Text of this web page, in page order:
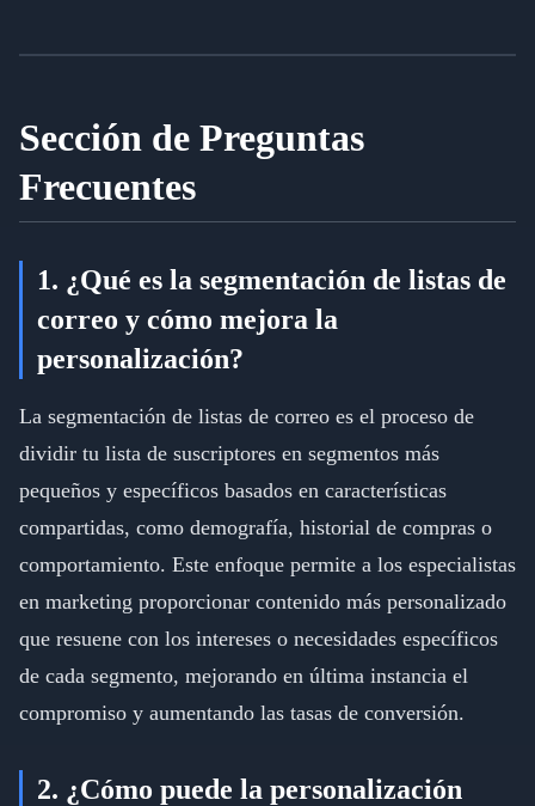
Sección de Preguntas
Frecuentes
1. ¿Qué es la segmentación de listas de
correo y cómo mejora la
personalización?
La segmentación de listas de correo es el proceso de
dividir tu lista de suscriptores en segmentos más
pequeños y específicos basados en características
compartidas, como demografía, historial de compras o
comportamiento. Este enfoque permite a los especialistas
en marketing proporcionar contenido más personalizado
que resuene con los intereses o necesidades específicos
de cada segmento, mejorando en última instancia el
compromiso y aumentando las tasas de conversión.
2. ¿Cómo puede la personalización